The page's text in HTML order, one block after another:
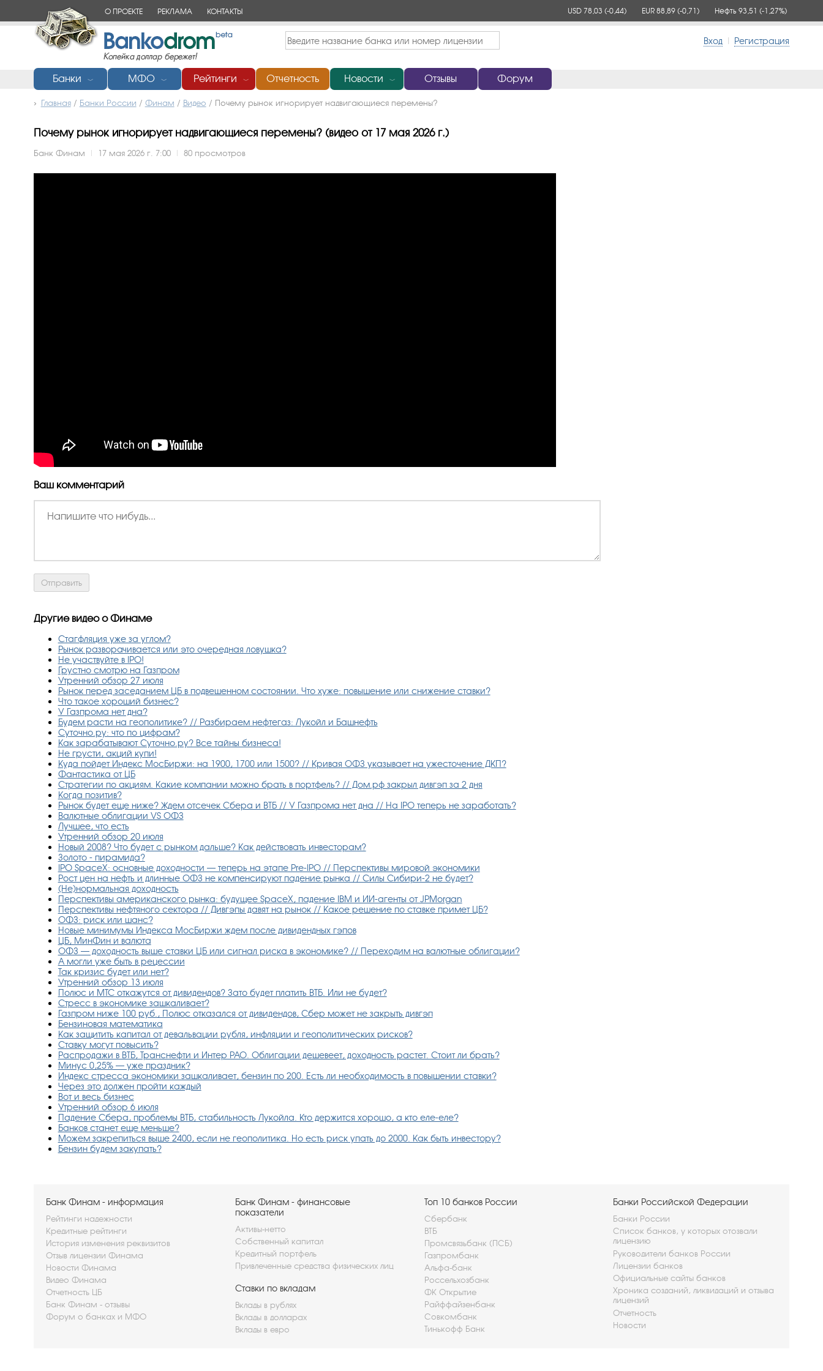
О ПРОЕКТЕ РЕКЛАМА КОНТАКТЫ USD 78,03 (-0,44) EUR 88,89 (-0,71) Нефть 93,51 (-1,27%)
Вход | Регистрация
Банки ﹀ МФО ﹀ Рейтинги ﹀ Отчетность Новости ﹀ Отзывы Форум
Главная/ Банки России / Финам / Видео / Почему рынок игнорирует надвигающиеся перемены?
Почему рынок игнорирует надвигающиеся перемены? (видео от 17 мая 2026 г.)
Банк Финам | 17 мая 2026 г. 7:00 | 80 просмотров
Ваш комментарий
Другие видео о Финаме
Стагфляция уже за углом?
Рынок разворачивается или это очередная ловушка?
Не участвуйте в IPO!
Грустно смотрю на Газпром
Утренний обзор 27 июля
Рынок перед заседанием ЦБ в подвешенном состоянии. Что хуже: повышение или снижение ставки?
Что такое хороший бизнес?
У Газпрома нет дна?
Будем расти на геополитике? // Разбираем нефтегаз: Лукойл и Башнефть
Суточно.ру: что по цифрам?
Как зарабатывают Суточно.ру? Все тайны бизнеса!
Не грусти, акций купи!
Куда пойдет Индекс МосБиржи: на 1900, 1700 или 1500? // Кривая ОФЗ указывает на ужесточение ДКП?
Фантастика от ЦБ
Стратегии по акциям. Какие компании можно брать в портфель? // Дом.рф закрыл дивгэп за 2 дня
Когда позитив?
Рынок будет еще ниже? Ждем отсечек Сбера и ВТБ // У Газпрома нет дна // На IPO теперь не заработать?
Валютные облигации VS ОФЗ
Лучшее, что есть
Утренний обзор 20 июля
Новый 2008? Что будет с рынком дальше? Как действовать инвесторам?
Золото - пирамида?
IPO SpaceX: основные доходности — теперь на этапе Pre-IPO // Перспективы мировой экономики
Рост цен на нефть и длинные ОФЗ не компенсируют падение рынка // Силы Сибири-2 не будет?
(Не)нормальная доходность
Перспективы американского рынка: будущее SpaceX, падение IBM и ИИ-агенты от JPMorgan
Перспективы нефтяного сектора // Дивгэпы давят на рынок // Какое решение по ставке примет ЦБ?
ОФЗ: риск или шанс?
Новые минимумы Индекса МосБиржи ждем после дивидендных гэпов
ЦБ, МинФин и валюта
ОФЗ — доходность выше ставки ЦБ или сигнал риска в экономике? // Переходим на валютные облигации?
А могли уже быть в рецессии
Так кризис будет или нет?
Утренний обзор 13 июля
Полюс и МТС откажутся от дивидендов? Зато будет платить ВТБ. Или не будет?
Стресс в экономике зашкаливает?
Газпром ниже 100 руб., Полюс отказался от дивидендов, Сбер может не закрыть дивгэп
Бензиновая математика
Как защитить капитал от девальвации рубля, инфляции и геополитических рисков?
Ставку могут повысить?
Распродажи в ВТБ, Транснефти и Интер РАО. Облигации дешевеет, доходность растет. Стоит ли брать?
Минус 0,25% — уже праздник?
Индекс стресса экономики зашкаливает, бензин по 200. Есть ли необходимость в повышении ставки?
Через это должен пройти каждый
Вот и весь бизнес
Утренний обзор 6 июля
Падение Сбера, проблемы ВТБ, стабильность Лукойла. Кто держится хорошо, а кто еле-еле?
Банков станет еще меньше?
Можем закрепиться выше 2400, если не геополитика. Но есть риск упать до 2000. Как быть инвестору?
Бензин будем закупать?
Банк Финам - информация
Рейтинги надежности
Кредитные рейтинги
История изменения реквизитов
Отзыв лицензии Финама
Новости Финама
Видео Финама
Отчетность ЦБ
Банк Финам - отзывы
Форум о банках и МФО
Банк Финам - финансовые
показатели
Активы-нетто
Собственный капитал
Кредитный портфель
Привлеченные средства физических лиц
Ставки по вкладам
Вклады в рублях
Вклады в долларах
Вклады в евро
Топ 10 банков России
Сбербанк
ВТБ
Промсвязьбанк (ПСБ)
Газпромбанк
Альфа-банк
Россельхозбанк
ФК Открытие
Райффайзенбанк
Совкомбанк
Тинькофф Банк
Банки Российской Федерации
Банки России
Список банков, у которых отозвали
лицензию
Руководители банков России
Лицензии банков
Официальные сайты банков
Хроника созданий, ликвидаций и отзыва
лицензий
Отчетность
Новости